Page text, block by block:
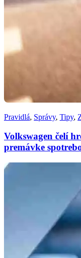
Pravidlá, Správy, Tipy,
Volkswagen čelí
premávke